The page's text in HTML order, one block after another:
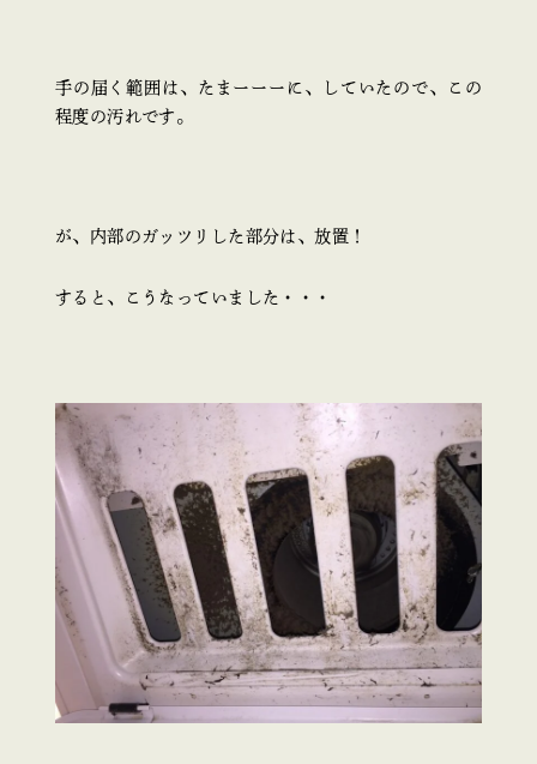
手の届く範囲は、たまーーーに、していたので、この
程度の汚れです。
が、内部のガッツリした部分は、放置！
すると、こうなっていました・・・